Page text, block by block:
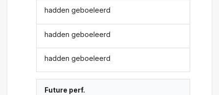
hadden geboeleerd
hadden geboeleerd
hadden geboeleerd
Future perf.